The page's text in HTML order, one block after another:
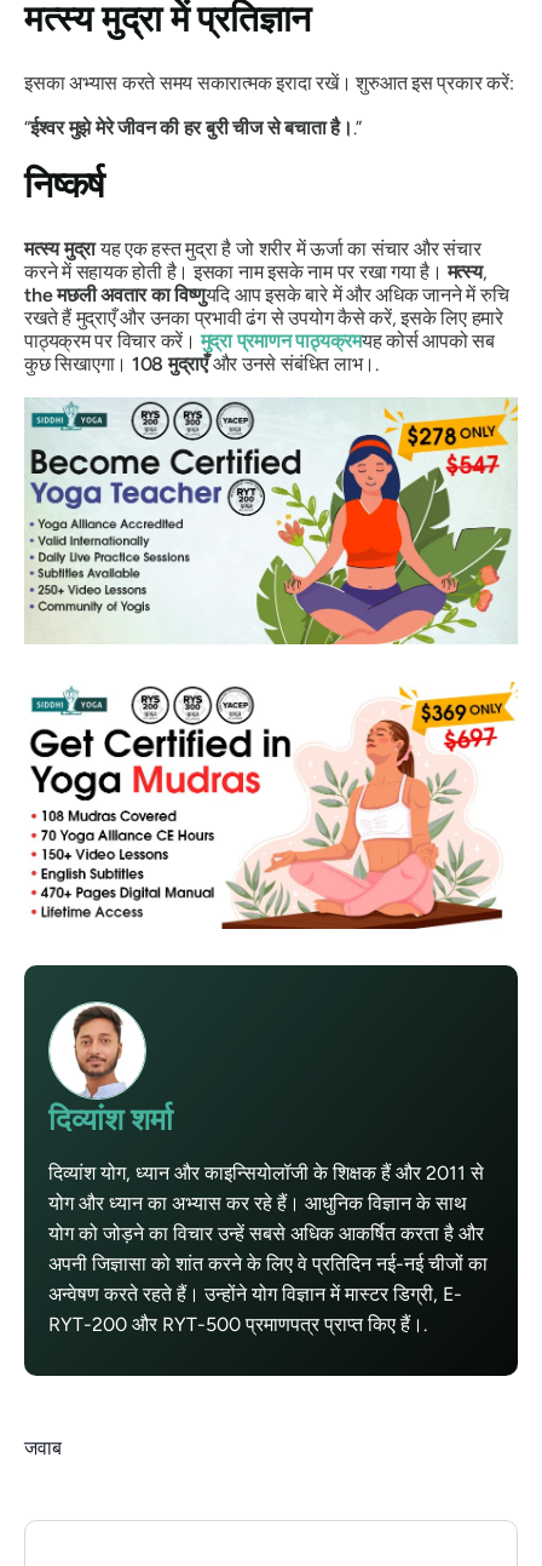
मत्स्य मुद्रामें प्रतिज्ञान
इसका अभ्यास करते समय सकारात्मक इरादा रखें। शुरुआत इस प्रकार करें:
“ईश्वर मुझे मेरे जीवन की हर बुरी चीज से बचाता है।.”
निष्कर्ष
मत्स्यमुद्रायह एक हस्त मुद्रा है जो शरीर में ऊर्जा का संचार और संचार
करने में सहायक होती है। इसका नाम इसके नाम पर रखा गया है।मत्स्य,
theमछलीअवतारकाविष्णुयदि आप इसके बारे में और अधिक जानने में रुचि
रखते हैंमुद्राएँऔर उनका प्रभावी ढंग से उपयोग कैसे करें, इसके लिए हमारे
पाठ्यक्रम पर विचार करें।मुद्राप्रमाणन पाठ्यक्रमयह कोर्स आपको सब
कुछ सिखाएगा। 108मुद्राएँऔर उनसे संबंधित लाभ।.
दिव्यांश शर्मा
दिव्यांश योग, ध्यान और काइन्सियोलॉजी के शिक्षक हैं और 2011 से
योग और ध्यान का अभ्यास कर रहे हैं। आधुनिक विज्ञान के साथ
योग को जोड़ने का विचार उन्हें सबसे अधिक आकर्षित करता है और
अपनी जिज्ञासा को शांत करने के लिए वे प्रतिदिन नई-नई चीजों का
अन्वेषण करते रहते हैं। उन्होंने योग विज्ञान में मास्टर डिग्री, E-
RYT-200 और RYT-500 प्रमाणपत्र प्राप्त किए हैं।.
जवाब